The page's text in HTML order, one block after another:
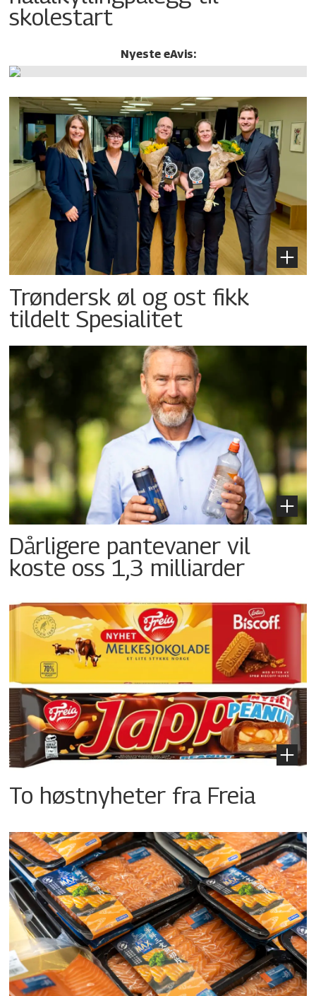
skolestart
Nyeste eAvis:
Trøndersk øl og ost fikk
tildelt Spesialitet
Dårligere pantevaner vil
koste oss 1,3 milliarder
To høstnyheter fra Freia